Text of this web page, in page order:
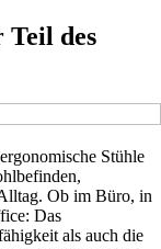
des
Stühle
Ob im Büro, in
Das
als auch die